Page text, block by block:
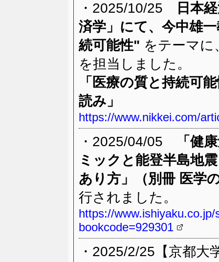
・2025/10/25
日本
済学」にて、今中雄
続可能性" をテーマに
を担当しました。
「医療の質と持続
読み」
https://www.nikkei.com/
・2025/04/05
「健
ミックと能登半島地
あり方」（別冊 医学
行されました。
https://
bookcode=929301
・2025/2/25【京都大